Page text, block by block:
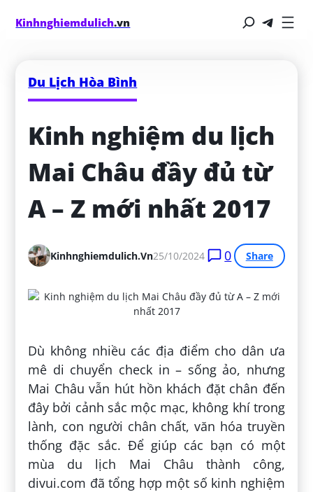
Kinhnghiemdulich.vn
Du Lịch Hòa Bình
Kinh nghiệm du lịch
Mai Châu đầy đủ từ
A – Z mới nhất 2017
Kinhnghiemdulich.vn25/10/2024 0 Share
Dù không nhiều các địa điểm cho dân ưa
mê di chuyển check in – sống ảo, nhưng
Mai Châu vẫn hút hồn khách đặt chân đến
đây bởi cảnh sắc mộc mạc, không khí trong
lành, con người chân chất, văn hóa truyền
thống đặc sắc. Để giúp các bạn có một
mùa du lịch Mai Châu thành công,
divui.com đã tổng hợp một số kinh nghiệm